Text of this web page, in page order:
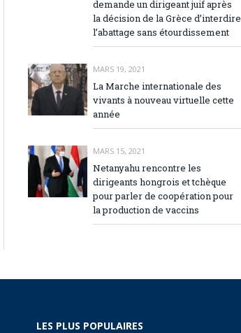
demande un dirigeant juif après
la décision de la Grèce d’interdire
l’abattage sans étourdissement
MARS 19, 2021
La Marche internationale des
vivants à nouveau virtuelle cette
année
MARS 15, 2021
Netanyahu rencontre les
dirigeants hongrois et tchèque
pour parler de coopération pour
la production de vaccins
LES PLUS POPULAIRES